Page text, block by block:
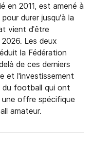
en 2011, est amené à
durer jusqu'à la
vient d'être
Les deux
la Fédération
de ces derniers
et l'investissement
du football qui ont
offre spécifique
amateur.